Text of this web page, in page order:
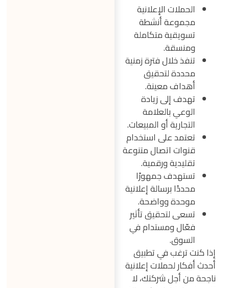
الحملات الإعلانية
مجموعة أنشطة
تسويقية متكاملة
ومنسقة.
تنفذ خلال فترة زمنية
محددة لتحقيق
أهداف معينة.
تهدف إلى زيادة
الوعي بالعلامة
التجارية أو المبيعات.
تعتمد على استخدام
قنوات اتصال متنوعة
تقليدية ورقمية.
تستهدف جمهورًا
محددًا برسالة إعلانية
موحدة وواضحة.
تسعى لتحقيق تأثير
فعّال ومستدام في
السوق.
إذا كنت ترغب في تطبيق
أحدث أفكار لحملات إعلانية
ناجحة من أجل شركتك، لا